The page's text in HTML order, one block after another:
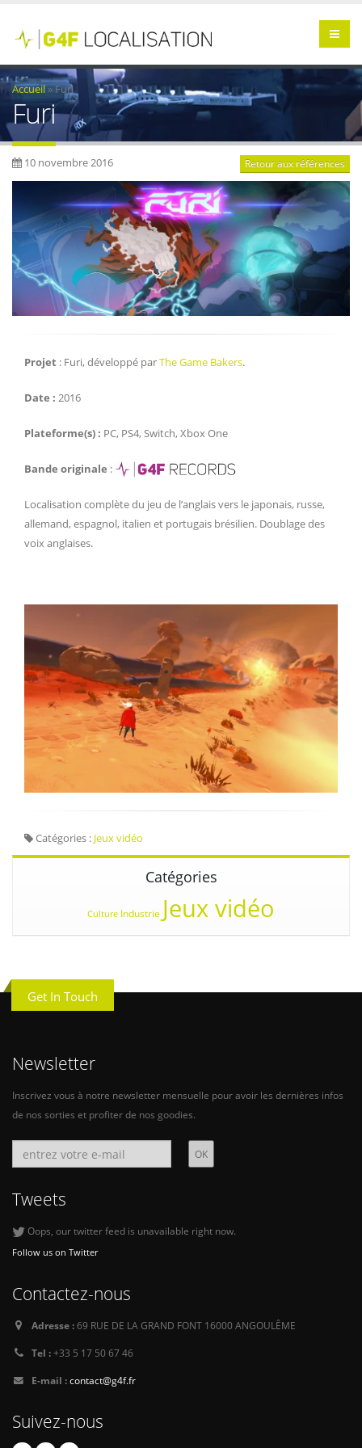
Accueil»Furi
Furi
10 novembre 2016 Retour aux références
Projet : Furi, développé parThe Game Bakers.
Date : 2016
Plateforme(s) : PC, PS4, Switch, Xbox One
Bande originale :
Localisation complète du jeu de l’anglais vers le japonais, russe,
allemand, espagnol, italien et portugais brésilien. Doublage des
voix anglaises.
Catégories : Jeux vidéo
Catégories
Culture Industrie Jeux vidéo
Get In Touch
Newsletter
Inscrivez vous à notre newsletter mensuelle pour avoir les dernières infos
de nos sorties et profiter de nos goodies.
Tweets
Oops, our twitter feed is unavailable right now.
Follow us on Twitter
Contactez-nous
Adresse :69 RUE DE LA GRAND FONT 16000 ANGOULÊME
Tel :+33 5 17 50 67 46
E-mail :contact@g4f.fr
Suivez-nous